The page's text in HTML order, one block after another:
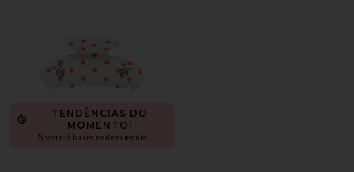
TENDÊNCIAS DO
MOMENTO!
5 vendido recentemente